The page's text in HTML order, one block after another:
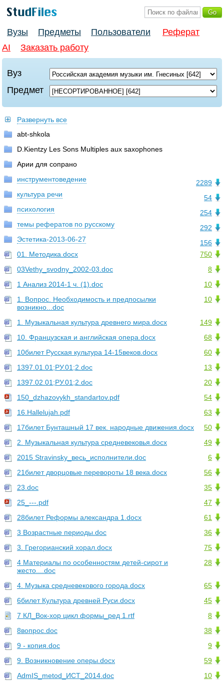
Вузы Предметы Пользователи
Реферат
AI
Заказать работу
Вуз
Предмет
Развернуть все
abt-shkola
D.Kientzy Les Sons Multiples aux saxophones
Арии для сопрано
2289
инструментоведение
54
культура речи
254
психология
292
темы рефератов по русскому
156
Эстетика-2013-06-27
750
01. Методика.docx
8
03Vethy_svodny_2002-03.doc
10
1 Анализ 2014-1 ч. (1).doc
10
1. Вопрос. Необходимость и предпосылки
возникно...doc
149
1. Музыкальная культура древнего мира.docx
68
10. Французская и английская опера.docx
60
10билет Русская культура 14-15веков.docx
13
1397.01.01;РУ.01;2.doc
20
1397.02.01;РУ.01;2.doc
54
150_dzhazovykh_standartov.pdf
63
16.Hallelujah.pdf
50
17билет Бунташный 17 век. народные движения.docx
49
2. Музыкальная культура средневековья.docx
6
2015 Stravinsky_весь_исполнители.doc
56
21билет дворцовые перевороты 18 века.docx
35
23.doc
47
25_---.pdf
61
28билет Реформы александра 1.docx
36
3 Возрастные периоды.doc
75
3. Грегорианский хорал.docx
28
4 Материалы по особенностям детей-сирот и
жесто....doc
65
4. Музыка средневекового города.docx
45
6билет Культура древней Руси.docx
8
7 КЛ_Вок-хор цикл формы_ред 1.rtf
38
8вопрос.doc
9
9 - копия.doc
59
9. Возникновение оперы.docx
10
AdmIS_metod_ИСТ_2014.doc